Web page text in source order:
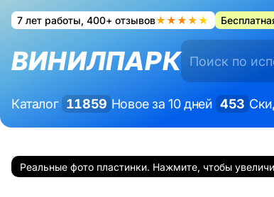
7 лет работы, 400+ отзывов★★★★★
ВИНИЛПАРК
Каталог 11859 Новое за 10 дней 453
Реальные фото пластинки. Нажмите, чтобы